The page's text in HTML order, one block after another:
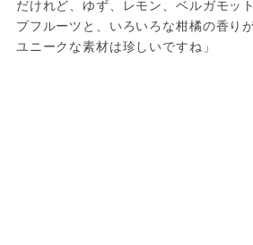
だけれど、ゆず、レモン、ベルガモッ
プフルーツと、いろいろな柑橘の香り
ユニークな素材は珍しいですね」